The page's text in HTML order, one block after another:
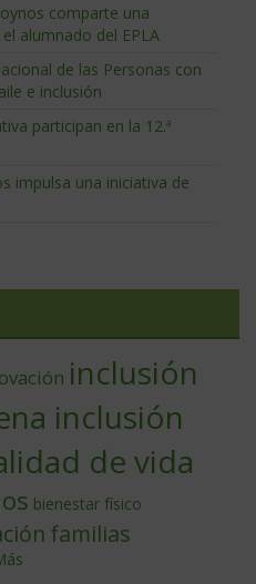
comparte una
alumnado del EPLA
de las Personas con
e inclusión
participan en la 12.ª
impulsa una iniciativa de
inclusión
inclusión
de vida
bienestar físico
familias